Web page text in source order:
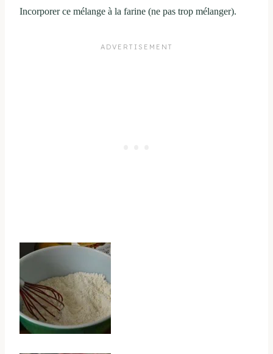
Incorporer ce mélange à la farine (ne pas trop mélanger).